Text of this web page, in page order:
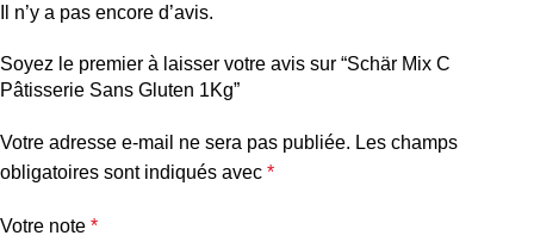
Il n’y a pas encore d’avis.
Soyez le premier à laisser votre avis sur “Schär Mix C
Pâtisserie Sans Gluten 1Kg”
Votre adresse e-mail ne sera pas publiée. Les champs
obligatoires sont indiqués avec *
Votre note *